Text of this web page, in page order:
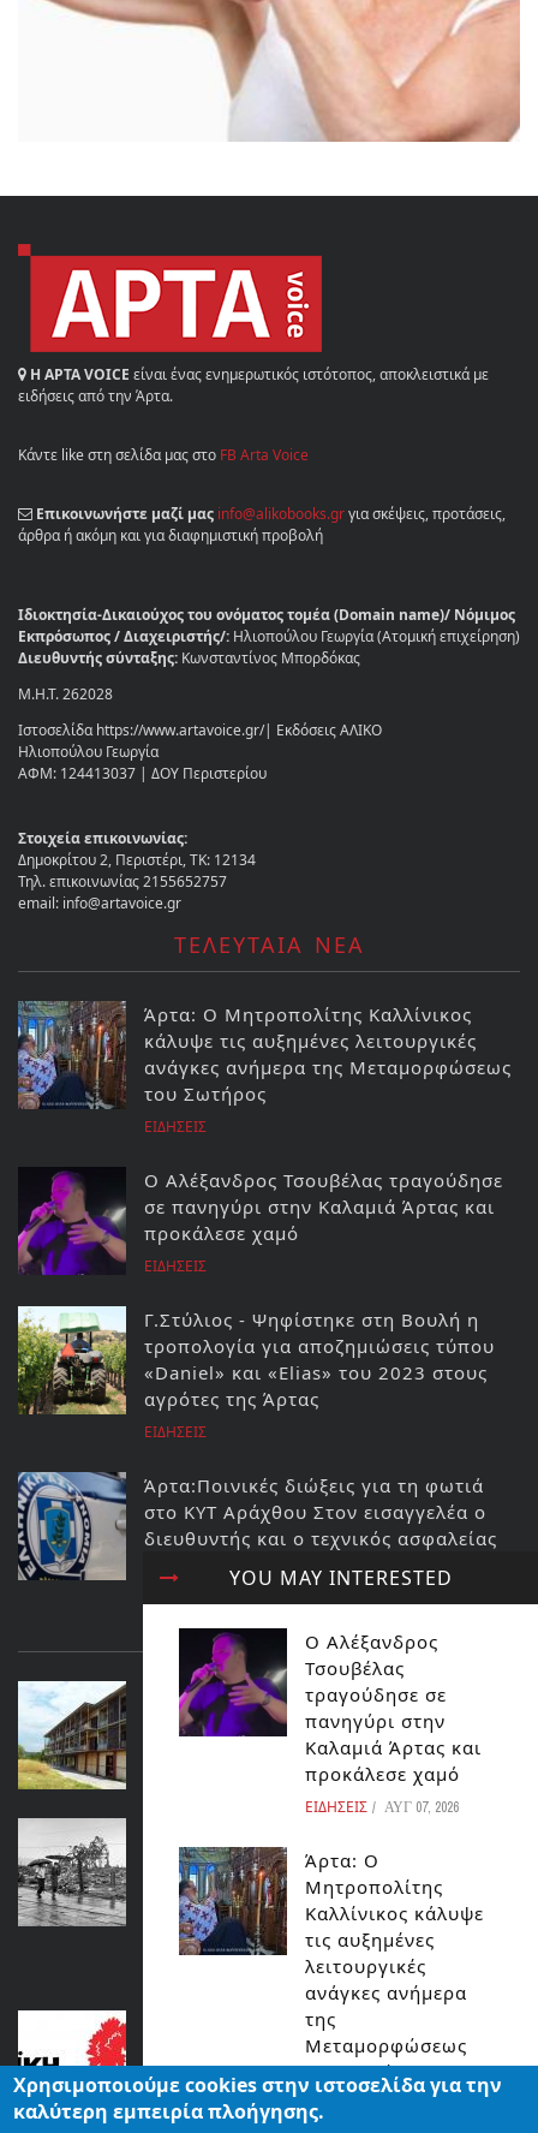
YOU MAY INTERESTED
Ο Αλέξανδρος
Τσουβέλας
τραγούδησε σε
πανηγύρι στην
Καλαμιά Άρτας και
προκάλεσε χαμό
ΕΙΔΗΣΕΙΣ ΑΥΓ 07, 2026
Άρτα: Ο
Μητροπολίτης
Καλλίνικος κάλυψε
τις αυξημένες
λειτουργικές
ανάγκες ανήμερα
της
Μεταμορφώσεως
του Σωτήρος
ΕΙΔΗΣΕΙΣ
Η ΑΡΤΑ VOICE είναι ένας ενημερωτικός ιστότοπος, αποκλειστικά με
ειδήσεις από την Άρτα.
Κάντε like στη σελίδα μας στο FB Arta Voice
Επικοινωνήστε μαζί μας info@alikobooks.grγια σκέψεις, προτάσεις,
άρθρα ή ακόμη και για διαφημιστική προβολή
Ιδιοκτησία-Δικαιούχος του ονόματος τομέα (Domain name)/ Νόμιμος
Εκπρόσωπος / Διαχειριστής/: Ηλιοπούλου Γεωργία (Ατομική επιχείρηση)
Διευθυντής σύνταξης: Κωνσταντίνος Μπορδόκας
Μ.Η.Τ. 262028
Ιστοσελίδα https://www.artavoice.gr/| Εκδόσεις ΑΛΙΚΟ
Ηλιοπούλου Γεωργία
ΑΦΜ: 124413037 | ΔΟΥ Περιστερίου
Στοιχεία επικοινωνίας:
Δημοκρίτου 2, Περιστέρι, ΤΚ: 12134
Τηλ. επικοινωνίας 2155652757
email: info@artavoice.gr
ΤΕΛΕΥΤΑΙΑ ΝΕΑ
Άρτα: Ο Μητροπολίτης Καλλίνικος
κάλυψε τις αυξημένες λειτουργικές
ανάγκες ανήμερα της Μεταμορφώσεως
του Σωτήρος
ΕΙΔΗΣΕΙΣ
Ο Αλέξανδρος Τσουβέλας τραγούδησε
σε πανηγύρι στην Καλαμιά Άρτας και
προκάλεσε χαμό
ΕΙΔΗΣΕΙΣ
Γ.Στύλιος - Ψηφίστηκε στη Βουλή η
τροπολογία για αποζημιώσεις τύπου
«Daniel» και «Elias» του 2023 στους
αγρότες της Άρτας
ΕΙΔΗΣΕΙΣ
Άρτα:Ποινικές διώξεις για τη φωτιά
στο ΚΥΤ Αράχθου Στον εισαγγελέα ο
διευθυντής και ο τεχνικός ασφαλείας
του ΔΕΔΔΗΕ
ΔΙΑΒΑΣΤΕ ΕΠΙΣΗΣ...
Η εγκαταλειψη του Ξενια ειναι
εγκαταλειψη των παιδικων μας χρονων
ΑΙΜΟΡΡΑΓΙΕΣ ΚΑΙ ΚΑΤΑΣΤΡΟΦΗ: ΤΙ
ΠΕΡΙΜΕΝΕΙ ΤΟΝ ΠΛΑΝΗΤΗ, ΑΝ
ΚΑΠΟΙΟΣ ΠΑΤΗΣΕΙ ΤΟ ΠΥΡΗΝΙΚΟ
ΚΟΥΜΠΙ
ΕΚΔΗΛΩΣΗ ΠΑΡΟΥΣΙΑΣΗΣ ΥΠΟΨΗΦΙΩΝ
ΛΑΪΚΗΣ ΣΥΣΠΕΙΡΩΣΗΣ
ΗΠΕΙΡΟΣ
Χρησιμοποιούμε cookies στην ιστοσελίδα για την
καλύτερη εμπειρία πλοήγησης.